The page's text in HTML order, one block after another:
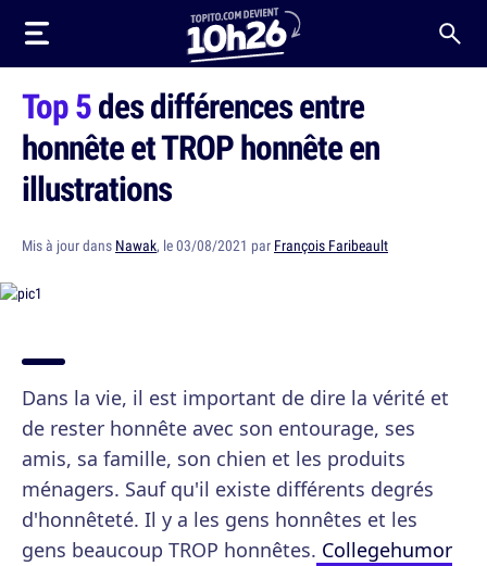
Top 5des différences entre
honnête et TROP honnête en
illustrations
Mis à jour dans Nawak, le 03/08/2021 par François Faribeault
Dans la vie, il est important de dire la vérité et
de rester honnête avec son entourage, ses
amis, sa famille, son chien et les produits
ménagers. Sauf qu'il existe différents degrés
d'honnêteté. Il y a les gens honnêtes et les
gens beaucoup TROP honnêtes. Collegehumor